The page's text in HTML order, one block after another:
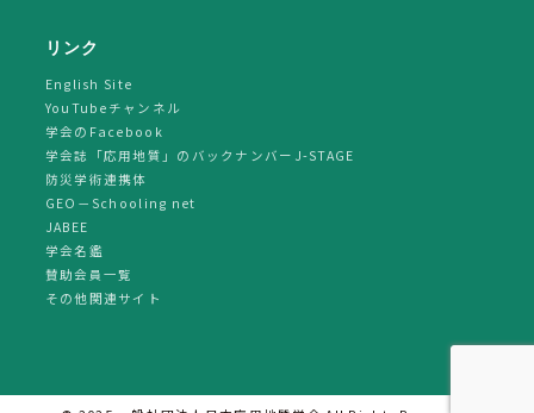
リンク
English Site
YouTubeチャンネル
学会のFacebook
学会誌「応用地質」のバックナンバーJ-STAGE
防災学術連携体
GEO－Schooling net
JABEE
学会名鑑
賛助会員一覧
その他関連サイト